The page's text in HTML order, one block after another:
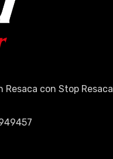
con Stop Resaca